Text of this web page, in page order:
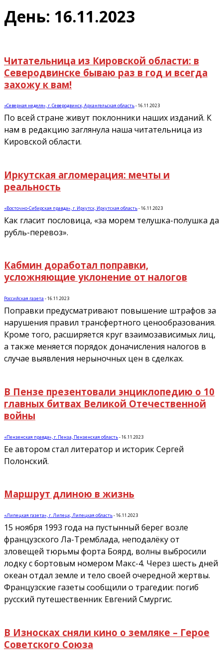
День: 16.11.2023
Читательница из Кировской области: в
Северодвинске бываю раз в год и всегда
захожу к вам!
«Северная неделя», г. Северодвинск, Архангельская область-16.11.2023
По всей стране живут поклонники наших изданий. К
нам в редакцию заглянула наша читательница из
Кировской области.
Иркутская агломерация: мечты и
реальность
«Восточно-Сибирская правда», г. Иркутск, Иркутская область-16.11.2023
Как гласит пословица, «за морем телушка-полушка да
рубль-перевоз».
Кабмин доработал поправки,
усложняющие уклонение от налогов
Российская газета -16.11.2023
Поправки предусматривают повышение штрафов за
нарушения правил трансфертного ценообразования.
Кроме того, расширяется круг взаимозависимых лиц,
а также меняется порядок доначисления налогов в
случае выявления нерыночных цен в сделках.
В Пензе презентовали энциклопедию о 10
главных битвах Великой Отечественной
войны
«Пензенская правда», г. Пенза, Пензенская область-16.11.2023
Ее автором стал литератор и историк Сергей
Полонский.
Маршрут длиною в жизнь
«Липецкая газета», г. Липецк, Липецкая область-16.11.2023
15 ноября 1993 года на пустынный берег возле
французского Ла-Тремблада, неподалёку от
зловещей тюрьмы форта Боярд, волны выбросили
лодку с бортовым номером Макс-4. Через шесть дней
океан отдал земле и тело своей очередной жертвы.
Французские газеты сообщили о трагедии: погиб
русский путешественник Евгений Смургис.
В Износках сняли кино о земляке – Герое
Советского Союза